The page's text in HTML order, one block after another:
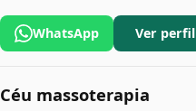
WhatsApp Ver perfil
Céu massoterapia